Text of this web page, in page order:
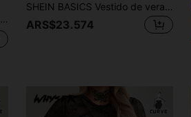
SHEIN BASICS Vestido de verano de talla grande con bloque de color en el cuello y los puños, vestidos de verano para mujeres, atuendos de verano para mujeres, vestidos elegantes para mujeres, vestidos casuales para mujeres
ARS$23.574